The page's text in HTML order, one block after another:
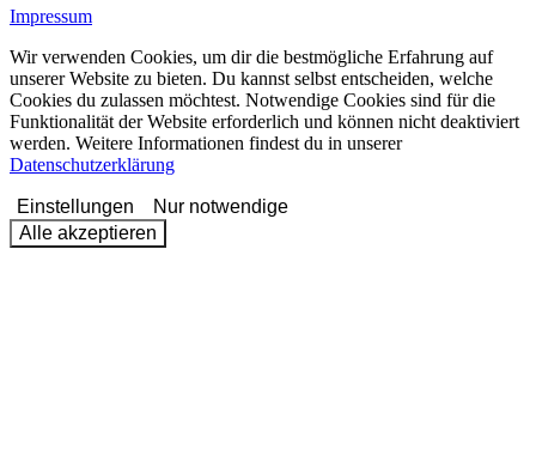
Impressum
Wir verwenden Cookies, um dir die bestmögliche Erfahrung auf
unserer Website zu bieten. Du kannst selbst entscheiden, welche
Cookies du zulassen möchtest. Notwendige Cookies sind für die
Funktionalität der Website erforderlich und können nicht deaktiviert
werden. Weitere Informationen findest du in unserer
Datenschutzerklärung
Einstellungen
Nur notwendige
Alle akzeptieren